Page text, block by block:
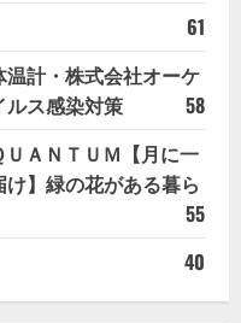
61
温計・株式会社オーケ
ルス感染対策
58
ＵＡＮＴＵＭ【月に一
】緑の花がある暮ら
55
40